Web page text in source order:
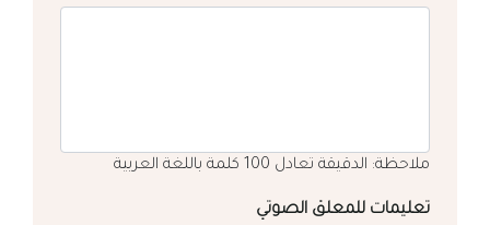
ملاحظة: الدقيقة تعادل 100 كلمة باللغة العربية
تعليمات للمعلق الصوتي